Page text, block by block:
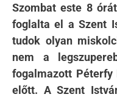
Szombat este 8
foglalta el a Szent
tudok olyan
nem a
fogalmazott
előtt. A Szent